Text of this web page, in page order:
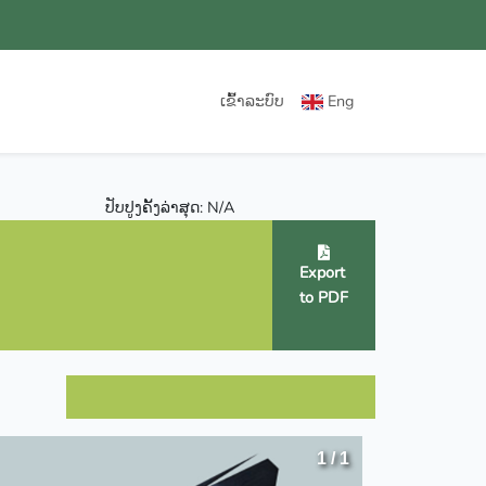
ເຂົ້າລະບົບ Eng
ປັບປູງຄັ້ງລ່າສຸດ: N/A
Export
to PDF
1 / 1